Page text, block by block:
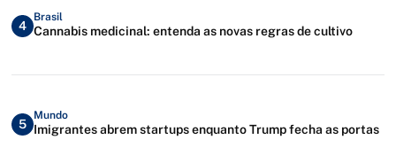
4
Brasil
Cannabis medicinal: entenda as novas regras de cultivo
5
Mundo
Imigrantes abrem startups enquanto Trump fecha as portas